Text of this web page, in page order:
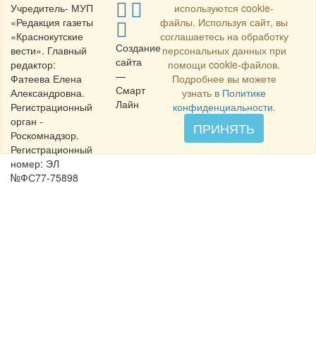
Учредитель- МУП
«Редакция газеты
«Краснокутские
вести». Главный
редактор:
Фатеева Елена
Александровна.
Регистрационный
орган -
Роскомнадзор.
Регистрационный
номер: ЭЛ
№ФС77-75898
Создание
сайта
—
Смарт
Лайн
используются cookie-
файлы. Используя сайт, вы
соглашаетесь на обработку
персональных данных при
помощи cookie-файлов.
Подробнее вы можете
узнать в Политике
конфиденциальности.
ПРИНЯТЬ